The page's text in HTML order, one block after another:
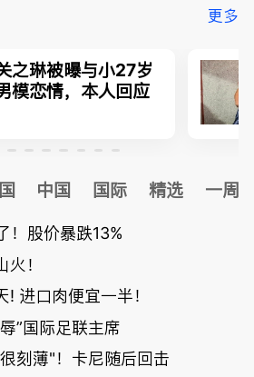
更多
之琳被曝与小27岁
模恋情，本人回应
中国 国际 精选 一周
！股价暴跌13%
！
进口肉便宜一半！
”国际足联主席
刻薄"！卡尼随后回击